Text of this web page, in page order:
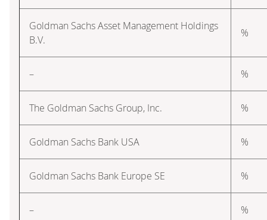
Goldman Sachs Asset Management Holdings
B.V.
%
– %
The Goldman Sachs Group, Inc. %
Goldman Sachs Bank USA %
Goldman Sachs Bank Europe SE %
– %